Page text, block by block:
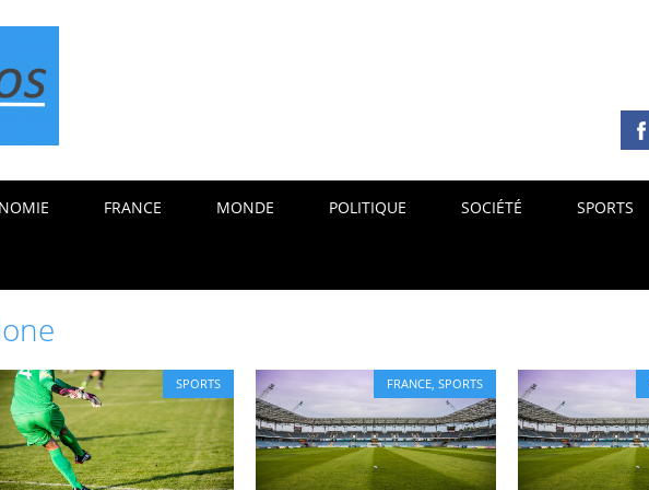
FRANCE MONDE POLITIQUE SOCIÉTÉ SPORTS
SPORTS FRANCE,SPORTS